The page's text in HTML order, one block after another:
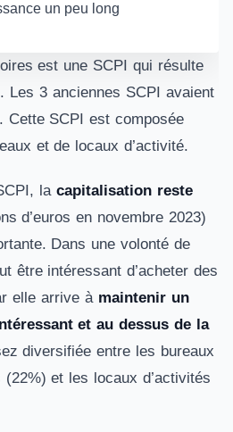
un peu long
est une SCPI qui résulte
Les 3 anciennes SCPI avaient
Cette SCPI est composée
et de locaux d’activité.
la capitalisation reste
d’euros en novembre 2023)
Dans une volonté de
être intéressant d’acheter des
elle arrive à maintenir un
et au dessus de la
diversifiée entre les bureaux
et les locaux d’activités